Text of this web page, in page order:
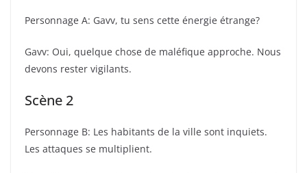
Personnage A: Gavv, tu sens cette énergie étrange?
Gavv: Oui, quelque chose de maléfique approche. Nous
devons rester vigilants.
Scène 2
Personnage B: Les habitants de la ville sont inquiets.
Les attaques se multiplient.